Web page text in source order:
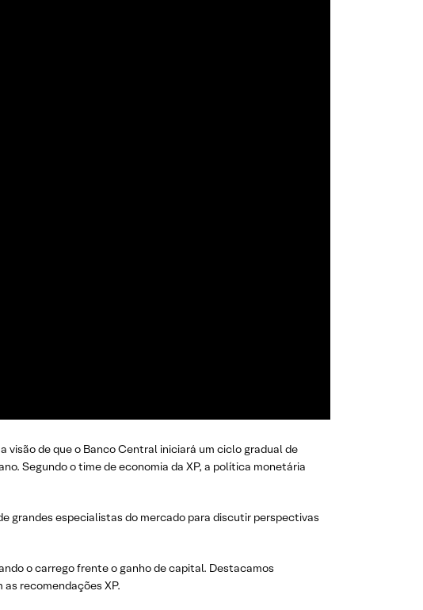
visão de que o Banco Central iniciará um ciclo gradual de
Segundo o time de economia da XP, a política monetária
grandes especialistas do mercado para discutir perspectivas
o carrego frente o ganho de capital. Destacamos
recomendações XP.